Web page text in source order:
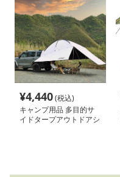
¥4,440(税込)
キャンプ用品 多目的サ
イドタープアウトドアシ